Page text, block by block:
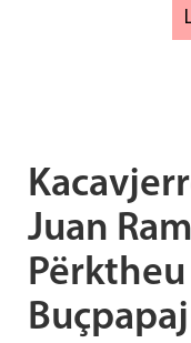
Juan
Buçpapaj